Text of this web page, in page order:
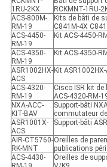
1RU-2KX
RCKMNT-1RU-
ACS-800M-
RM-19
Kits de bâti de
C841M-4X
ACS-4450-
RM-19
Kit ACS-4450-
ACS-4350-
RM-19
Kit ACS-4350-
ASR1002HX-
ACS
Kit
ACS-4320-
RM-19
Cisco ISR kit
ACS-4320-RM-
NXA-ACC-
KIT-BAV
Support-bâti
commutateur
ASR1001X-
ACS
Support-bâti
AIR-CT5760-
RK-MNT
Oreilles de
publications
ACS-4430-
Oreilles de